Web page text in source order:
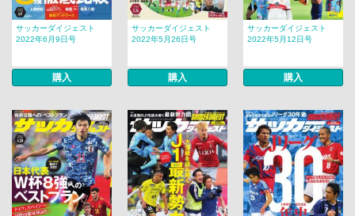
サッカーダイジェスト
2022年6月9日号
購入
サッカーダイジェスト
2022年5月26日号
購入
サッカーダイジェスト
2022年5月12日号
購入